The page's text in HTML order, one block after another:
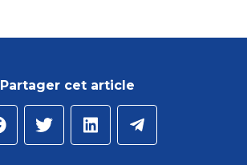
Partager cet article